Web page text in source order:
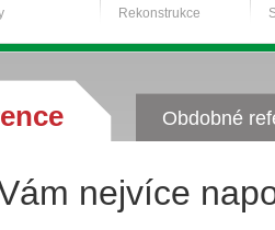
Rekonstrukce
Obdobné
nejvíce